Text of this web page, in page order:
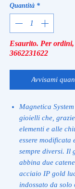
Quantità *
Esaurito. Per
3662231622
Avvisami
Magnetica
gioielli che,
elementi e alle
essere modificata
sempre diversi. Il
abbina due
acciaio IP gold
indossato da